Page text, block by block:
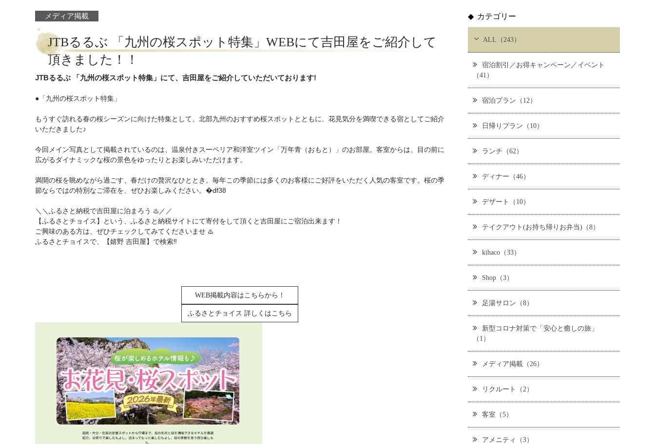
メディア掲載
JTBるるぶ 「九州の桜スポット特集」WEBにて吉田屋をご紹介して
頂きました！！
JTBるるぶ 「九州の桜スポット特集」にて、吉田屋をご紹介していただいております!
●「九州の桜スポット特集」
もうすぐ訪れる春の桜シーズンに向けた特集として、北部九州のおすすめ桜スポットとともに、花見気分を満喫できる宿としてご紹介
いただきました♪
今回メイン写真として掲載されているのは、温泉付きスーペリア和洋室ツイン「万年青（おもと）」のお部屋。客室からは、目の前に
広がるダイナミックな桜の景色をゆったりとお楽しみいただけます。
満開の桜を眺めながら過ごす、春だけの贅沢なひととき。毎年この季節には多くのお客様にご好評をいただく人気の客室です。桜の季
節ならではの特別なご滞在を、ぜひお楽しみください。�df38
＼＼ふるさと納税で吉田屋に泊まろう ♨️／／
【ふるさとチョイス】という、ふるさと納税サイトにて寄付をして頂くと吉田屋にご宿泊出来ます！
ご興味のある方は、ぜひチェックしてみてくださいませ ♨️
ふるさとチョイスで、【嬉野 吉田屋】で検索‼︎
WEB掲載内容はこちらから！
ふるさとチョイス 詳しくはこちら
カテゴリー
ALL（243）
宿泊割引／お得キャンペーン／イベント
（41）
宿泊プラン（12）
日帰りプラン（10）
ランチ（62）
ディナー（46）
デザート（10）
テイクアウト(お持ち帰りお弁当)（8）
kihaco（33）
Shop（3）
足湯サロン（8）
新型コロナ対策で「安心と癒しの旅」
（1）
メディア掲載（26）
リクルート（2）
客室（5）
アメニティ（3）